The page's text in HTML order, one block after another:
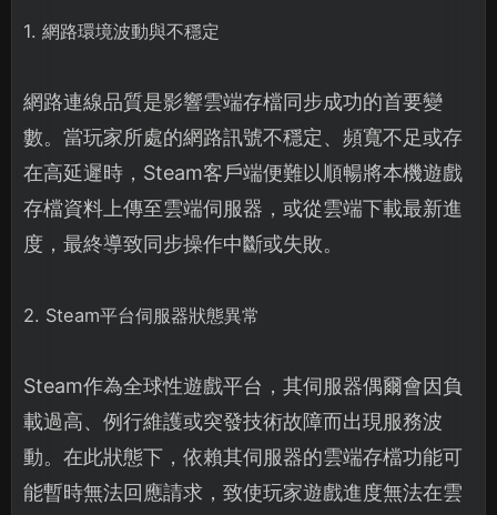
1. 網路環境波動與不穩定
網路連線品質是影響雲端存檔同步成功的首要變
數。當玩家所處的網路訊號不穩定、頻寬不足或存
在高延遲時，Steam客戶端便難以順暢將本機遊戲
存檔資料上傳至雲端伺服器，或從雲端下載最新進
度，最終導致同步操作中斷或失敗。
2. Steam平台伺服器狀態異常
Steam作為全球性遊戲平台，其伺服器偶爾會因負
載過高、例行維護或突發技術故障而出現服務波
動。在此狀態下，依賴其伺服器的雲端存檔功能可
能暫時無法回應請求，致使玩家遊戲進度無法在雲